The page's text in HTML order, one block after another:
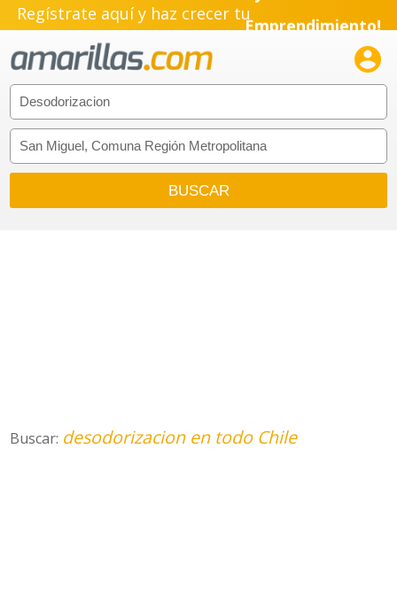
Regístrate aquí y haz crecer tuEmprendimiento!

Buscar: desodorizacion en todo Chile